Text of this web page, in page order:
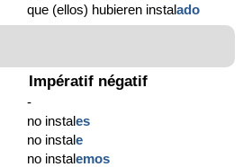
que (ellos) hubieren instalado
Impératif négatif
-
no instales
no instale
no instalemos